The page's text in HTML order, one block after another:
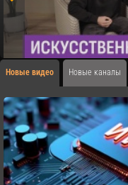
Новые видео Новые каналы